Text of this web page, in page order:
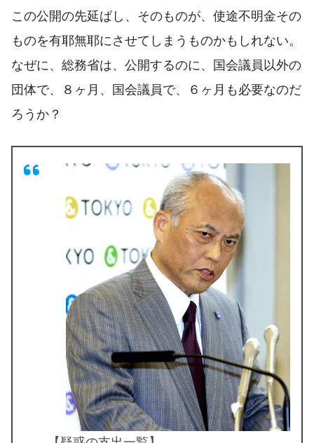
この公開の先延ばし、そのものが、使途不明金その
ものを有耶無耶にさせてしまうものかもしれない。
なぜに、総務省は、公開するのに、国会議員以外の
団体で、８ヶ月、国会議員で、６ヶ月も必要なのだ
ろうか？